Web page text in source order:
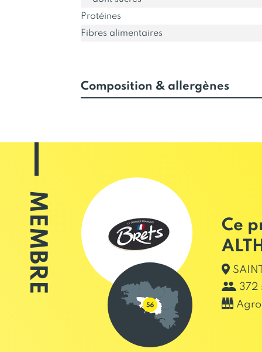
Protéines
Fibres alimentaires
Composition & allergènes
MEMBRE
Ce
372